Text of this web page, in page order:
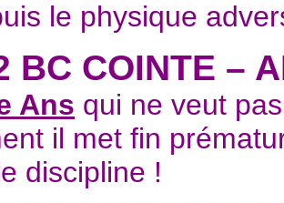
le physique
BC COINTE –
Ans qui ne veut
il met fin
discipline !